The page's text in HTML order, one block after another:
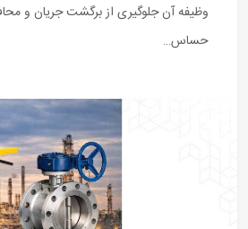
وظیفه آن جلوگیری از برگشت جریان و
حساس…